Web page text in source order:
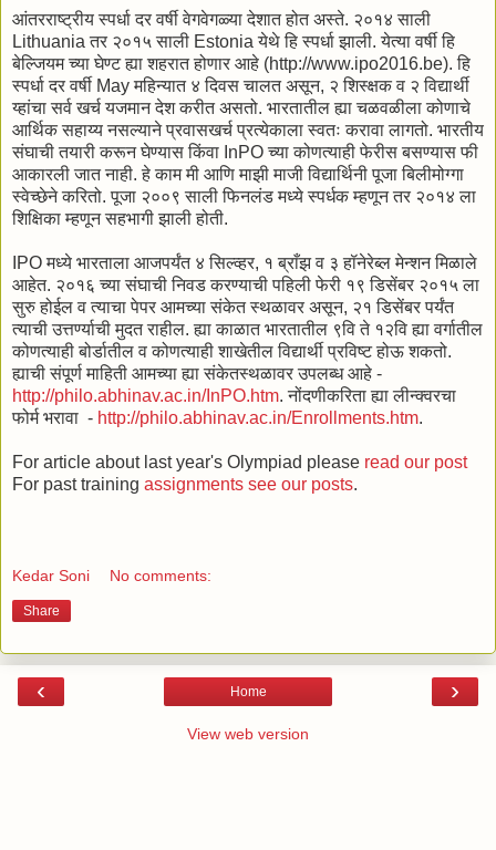
आंतरराष्ट्रीय स्पर्धा दर वर्षी वेगवेगळ्या देशात होत अस्ते. २०१४ साली
Lithuania तर २०१५ साली Estonia येथे हि स्पर्धा झाली. येत्या वर्षी हि
बेल्जियम च्या घेण्ट ह्या शहरात होणार आहे (http://www.ipo2016.be). हि
स्पर्धा दर वर्षी May महिन्यात ४ दिवस चालत असून, २ शिस्क्षक व २ विद्यार्थी
य्हांचा सर्व खर्च यजमान देश करीत असतो. भारतातील ह्या चळवळीला कोणाचे
आर्थिक सहाय्य नसल्याने प्रवासखर्च प्रत्येकाला स्वतः करावा लागतो. भारतीय
संघाची तयारी करून घेण्यास किंवा InPO च्या कोणत्याही फेरीस बसण्यास फी
आकारली जात नाही. हे काम मी आणि माझी माजी विद्यार्थिनी पूजा बिलीमोग्गा
स्वेच्छेने करितो. पूजा २००९ साली फिनलंड मध्ये स्पर्धक म्हणून तर २०१४ ला
शिक्षिका म्हणून सहभागी झाली होती.
IPO मध्ये भारताला आजपर्यंत ४ सिल्व्हर, १ ब्राँझ व ३ हॉनेरेब्ल मेन्शन मिळाले
आहेत. २०१६ च्या संघाची निवड करण्याची पहिली फेरी १९ डिसेंबर २०१५ ला
सुरु होईल व त्याचा पेपर आमच्या संकेत स्थळावर असून, २१ डिसेंबर पर्यंत
त्याची उत्तर्ण्याची मुदत राहील. ह्या काळात भारतातील ९वि ते १२वि ह्या वर्गातील
कोणत्याही बोर्डातील व कोणत्याही शाखेतील विद्यार्थी प्रविष्ट होऊ शकतो.
ह्याची संपूर्ण माहिती आमच्या ह्या संकेतस्थळावर उपलब्ध आहे -
http://philo.abhinav.ac.in/InPO.htm. नोंदणीकरिता ह्या लीन्क्वरचा
फोर्म भरावा - http://philo.abhinav.ac.in/Enrollments.htm.
For article about last year's Olympiad please read our post
For past training assignments see our posts.
Kedar Soni No comments:
Share
‹ ›
Home
View web version